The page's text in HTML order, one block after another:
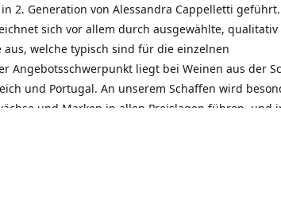
2. Generation von Alessandra Cappelletti
sich vor allem durch ausgewählte, qualitativ
aus, welche typisch sind für die einzelnen
Angebotsschwerpunkt liegt bei Weinen aus der
und Portugal. An unserem Schaffen wird
und Marken in allen Preislagen führen, und